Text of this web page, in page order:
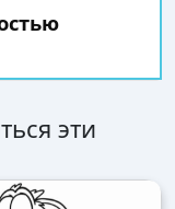
эти